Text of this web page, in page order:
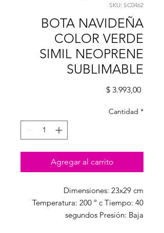
SKU: SC0462
BOTA NAVIDEÑA
COLOR VERDE
SIMIL NEOPRENE
SUBLIMABLE
$ 3.993,00Precio
Cantidad *
Agregar al carrito
Dimensiones: 23x29 cm
Temperatura: 200 º c Tiempo: 40
segundos Presión: Baja